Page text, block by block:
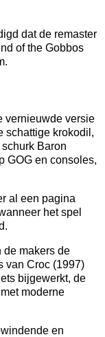
dat de remaster
of the Gobbos
vernieuwde versie
schattige krokodil,
Baron
GOG en consoles,
al een pagina
het spel
de makers de
van Croc (1997)
bijgewerkt, de
moderne
en